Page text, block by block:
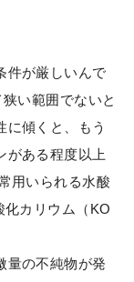
件が厳しいんで
い範囲でないと
に傾くと、もう
がある程度以上
用いられる水酸
カリウム（KO
量の不純物が発